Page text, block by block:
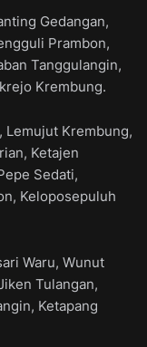
Gedangan,
Prambon,
Tanggulangin,
Krembung.
Lemujut Krembung,
Ketajen
Sedati,
Keloposepuluh
Waru, Wunut
Tulangan,
Ketapang